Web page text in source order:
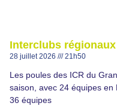
Interclubs régionaux
28 juillet 2026 21h50
Les poules des ICR du
saison, avec 24 équipes
36 équipes